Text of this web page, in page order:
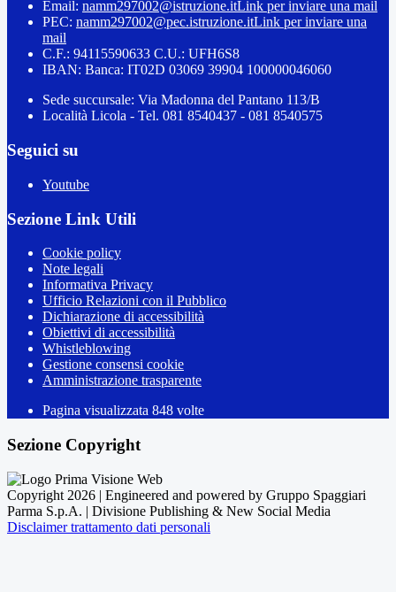
Email: namm297002@istruzione.itLink per inviare una mail
PEC: namm297002@pec.istruzione.itLink per inviare una
mail
C.F.: 94115590633 C.U.: UFH6S8
IBAN: Banca: IT02D 03069 39904 100000046060
Sede succursale: Via Madonna del Pantano 113/B
Località Licola - Tel. 081 8540437 - 081 8540575
Seguici su
Youtube
Sezione Link Utili
Cookie policy
Note legali
Informativa Privacy
Ufficio Relazioni con il Pubblico
Dichiarazione di accessibilità
Obiettivi di accessibilità
Whistleblowing
Gestione consensi cookie
Amministrazione trasparente
Pagina visualizzata 848 volte
Sezione Copyright
Copyright 2026 | Engineered and powered by Gruppo Spaggiari
Parma S.p.A. | Divisione Publishing & New Social Media
Disclaimer trattamento dati personali